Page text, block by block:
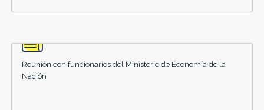
Reunión con funcionarios del Ministerio de Economía de la
Nación